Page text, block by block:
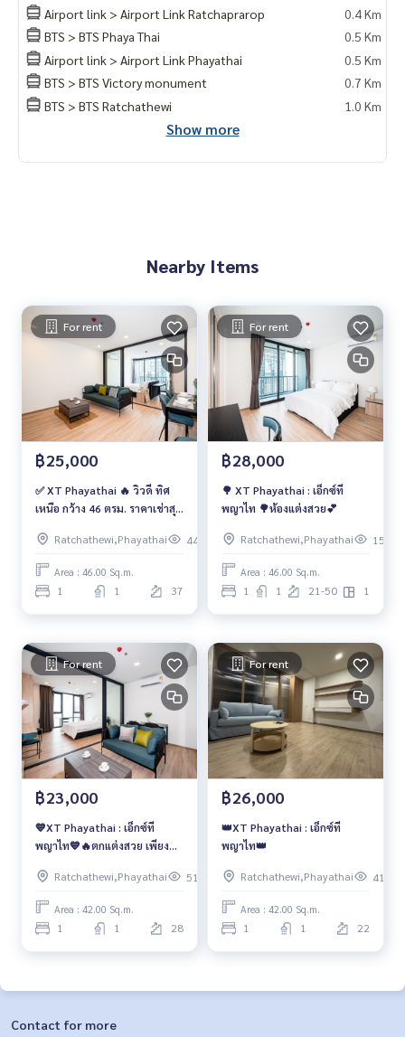
- Victory Point 1.8 กม.
- เซ็นจูรี่ 2 กม.
- Siam Discovery 2.3 กม.
- Siam Center 2.3 กม.
- Siam Paragon 2.6 กม.
🥰 Contact
Line : @therealproperty
Airport link > Airport Link Ratchaprarop
0.4 Km
BTS > BTS Phaya Thai
0.5 Km
Airport link > Airport Link Phayathai
0.5 Km
BTS > BTS Victory monument
0.7 Km
BTS > BTS Ratchathewi
1.0 Km
Show more
Nearby Items
For rent
฿25,000
✅ XT Phayathai 🔥 วิวดี ทิศ
เหนือ กว้าง 46 ตรม. ราคาเช่าสุด
Ratchathewi,Phayathai
443
Area : 46.00 Sq.m.
1 1 37
For rent
฿28,000
🌳 XT Phayathai : เอ็กซ์ที
พญาไท 🌳ห้องแต่งสวย💕
Ratchathewi,Phayathai 156
Area : 46.00 Sq.m.
1 1 21-50 1
For rent
฿23,000
💙XT Phayathai : เอ็กซ์ที
พญาไท💙🔥ตกแต่งสวย เพียง
Ratchathewi,Phayathai
519
Area : 42.00 Sq.m.
1 1 28
For rent
฿26,000
👑XT Phayathai : เอ็กซ์ที
พญาไท👑
Ratchathewi,Phayathai 411
Area : 42.00 Sq.m.
1 1 22
Contact for more